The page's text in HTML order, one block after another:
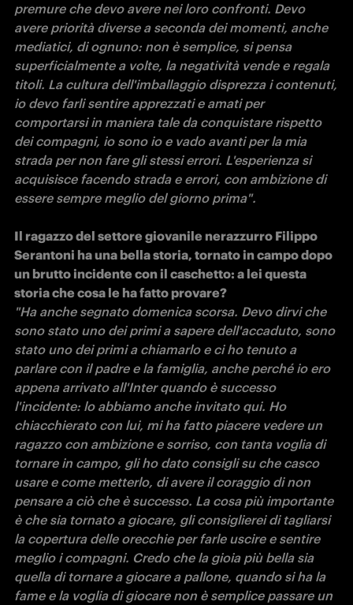
premure che devo avere nei loro confronti. Devo
avere priorità diverse a seconda dei momenti, anche
mediatici, di ognuno: non è semplice, si pensa
superficialmente a volte, la negatività vende e regala
titoli. La cultura dell'imballaggio disprezza i contenuti,
io devo farli sentire apprezzati e amati per
comportarsi in maniera tale da conquistare rispetto
dei compagni, io sono io e vado avanti per la mia
strada per non fare gli stessi errori. L'esperienza si
acquisisce facendo strada e errori, con ambizione di
essere sempre meglio del giorno prima".
Il ragazzo del settore giovanile nerazzurro Filippo
Serantoni ha una bella storia, tornato in campo dopo
un brutto incidente con il caschetto: a lei questa
"Ha anche segnato domenica scorsa. Devo dirvi che
sono stato uno dei primi a sapere dell'accaduto, sono
stato uno dei primi a chiamarlo e ci ho tenuto a
parlare con il padre e la famiglia, anche perché io ero
appena arrivato all'Inter quando è successo
l'incidente: lo abbiamo anche invitato qui. Ho
chiacchierato con lui, mi ha fatto piacere vedere un
ragazzo con ambizione e sorriso, con tanta voglia di
tornare in campo, gli ho dato consigli su che casco
usare e come metterlo, di avere il coraggio di non
pensare a ciò che è successo. La cosa più importante
è che sia tornato a giocare, gli consiglierei di tagliarsi
la copertura delle orecchie per farle uscire e sentire
meglio i compagni. Credo che la gioia più bella sia
quella di tornare a giocare a pallone, quando si ha la
fame e la voglia di giocare non è semplice passare un